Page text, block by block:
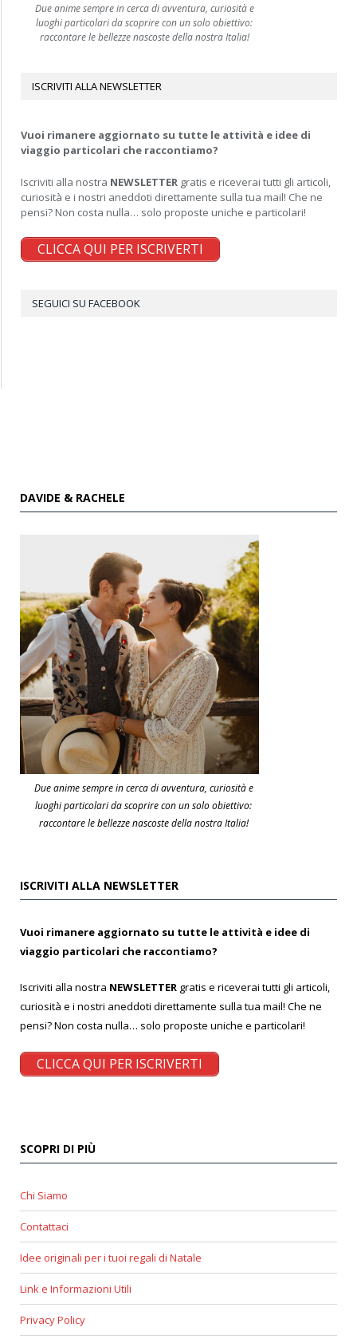
Due anime sempre in cerca di avventura, curiosità e
luoghi particolari da scoprire con un solo obiettivo:
raccontare le bellezze nascoste della nostra Italia!
ISCRIVITI ALLA NEWSLETTER
Vuoi rimanere aggiornato su tutte le attività e idee di
viaggio particolari che raccontiamo?
Iscriviti alla nostra NEWSLETTER gratis e riceverai tutti gli articoli,
curiosità e i nostri aneddoti direttamente sulla tua mail! Che ne
pensi? Non costa nulla… solo proposte uniche e particolari!
CLICCA QUI PER ISCRIVERTI
SEGUICI SU FACEBOOK
DAVIDE & RACHELE
Due anime sempre in cerca di avventura, curiosità e
luoghi particolari da scoprire con un solo obiettivo:
raccontare le bellezze nascoste della nostra Italia!
ISCRIVITI ALLA NEWSLETTER
Vuoi rimanere aggiornato su tutte le attività e idee di
viaggio particolari che raccontiamo?
Iscriviti alla nostra NEWSLETTER gratis e riceverai tutti gli articoli,
curiosità e i nostri aneddoti direttamente sulla tua mail! Che ne
pensi? Non costa nulla… solo proposte uniche e particolari!
CLICCA QUI PER ISCRIVERTI
SCOPRI DI PIÙ
Chi Siamo
Contattaci
Idee originali per i tuoi regali di Natale
Link e Informazioni Utili
Privacy Policy